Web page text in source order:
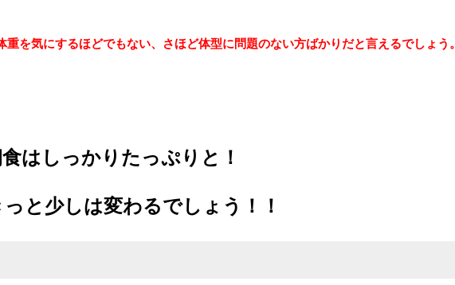
を気にするほどでもない、さほど体型に問題のない方ばかりだと言えるでしょう。
はしっかりたっぷりと！
と少しは変わるでしょう！！